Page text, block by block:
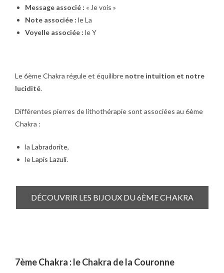
Message associé : « Je vois »
Note associée : le La
Voyelle associée : le Y
Le 6ème Chakra régule et équilibre notre intuition et notre
lucidité.
Différentes pierres de lithothérapie sont associées au 6ème
Chakra :
la Labradorite,
leLapis Lazuli.
DÉCOUVRIR LES BIJOUX DU 6ÈME CHAKRA
7ème Chakra : le Chakra de la Couronne